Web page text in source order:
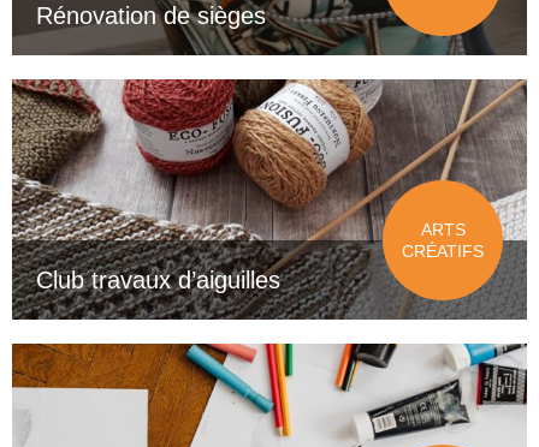
Rénovation de sièges
Club travaux d’aiguilles
ARTS
CRÉATIFS